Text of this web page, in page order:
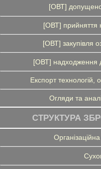
[ОВТ] допущено
[ОВТ] прийняття
[ОВТ] закупівля
[ОВТ] надходження
Експорт технологій,
Огляди та
СТРУКТУРА